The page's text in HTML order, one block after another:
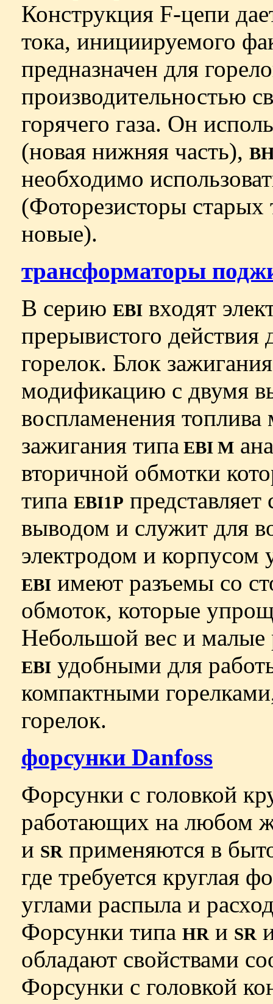
Конструкция F-цепи
тока, инициируемого
предназначен для
производительностью
горячего газа. Он
(новая нижняя часть),
необходимо
(Фоторезисторы
новые).
трансформаторы
В серию EBI входят
прерывистого
горелок. Блок
модификацию с двумя
воспламенения
зажигания типа EBI М
вторичной обмотки
типа EBI1Р
выводом и служит для
электродом и корпусом
EBI имеют разъемы со
обмоток, которые
Небольшой вес и малые
EBI удобными для
компактными
горелок.
форсунки Danfoss
Форсунки с головкой
работающих на любом
и SR применяются в
где требуется круглая
углами распыла и
Форсунки типа HR и SR
обладают свойствами
Форсунки с головкой